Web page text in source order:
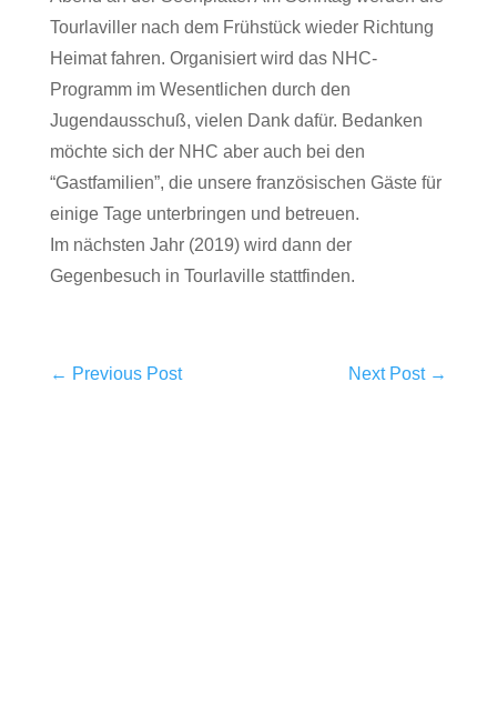
Tourlaviller nach dem Frühstück wieder Richtung
Heimat fahren. Organisiert wird das NHC-
Programm im Wesentlichen durch den
Jugendausschuß, vielen Dank dafür. Bedanken
möchte sich der NHC aber auch bei den
“Gastfamilien”, die unsere französischen Gäste für
einige Tage unterbringen und betreuen.
Im nächsten Jahr (2019) wird dann der
Gegenbesuch in Tourlaville stattfinden.
← Previous Post Next Post→